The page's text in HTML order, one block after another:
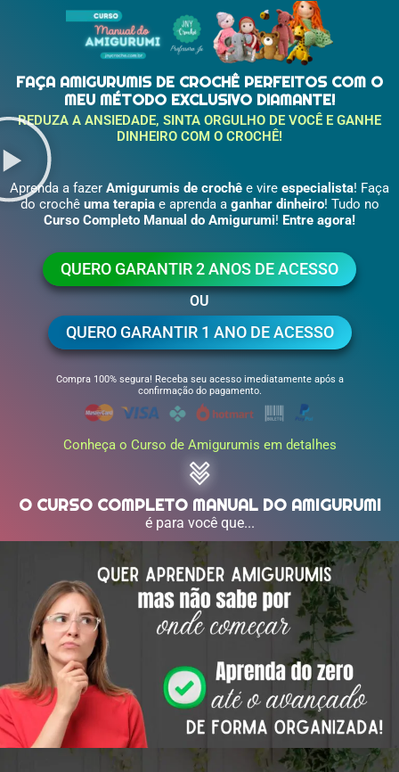
FAÇA AMIGURUMIS DE CROCHÊ PERFEITOS COM O
MEU MÉTODO EXCLUSIVO DIAMANTE!
REDUZA A ANSIEDADE, SINTA ORGULHO DE VOCÊ E GANHE
DINHEIRO COM O CROCHÊ!
Aprenda a fazer Amigurumis de crochê e vire especialista! Faça
do crochê uma terapia e aprenda a ganhar dinheiro! Tudo no
Curso Completo Manual do Amigurumi! Entre agora!
QUERO GARANTIR 2 ANOS DE ACESSO
OU
QUERO GARANTIR 1 ANO DE ACESSO
Compra 100% segura! Receba seu acesso imediatamente após a
confirmação do pagamento.
Conheça o Curso de Amigurumis em detalhes
O CURSO COMPLETO MANUAL DO AMIGURUMI
é para você que...